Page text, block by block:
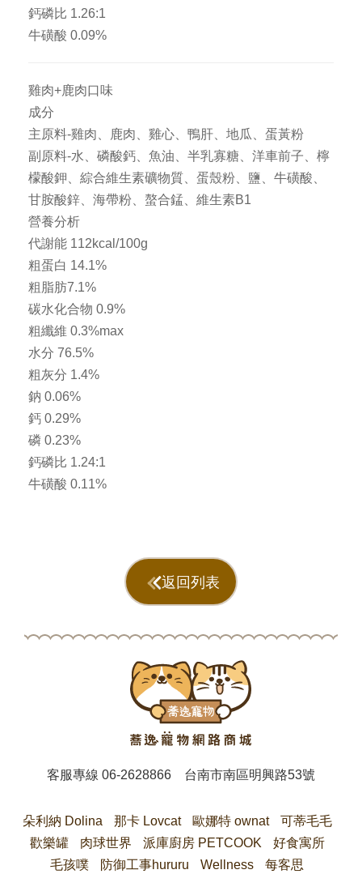
鈣磷比 1.26:1
牛磺酸 0.09%
雞肉+鹿肉口味
成分
主原料-雞肉、鹿肉、雞心、鴨肝、地瓜、蛋黃粉
副原料-水、磷酸鈣、魚油、半乳寡糖、洋車前子、檸
檬酸鉀、綜合維生素礦物質、蛋殼粉、鹽、牛磺酸、
甘胺酸鋅、海帶粉、螯合錳、維生素B1
營養分析
代謝能 112kcal/100g
粗蛋白 14.1%
粗脂肪7.1%
碳水化合物 0.9%
粗纖維 0.3%max
水分 76.5%
粗灰分 1.4%
鈉 0.06%
鈣 0.29%
磷 0.23%
鈣磷比 1.24:1
牛磺酸 0.11%
返回列表
客服專線06-2628866 台南市南區明興路53號
朵利納 Dolina 那卡 Lovcat 歐娜特 ownat
可蒂毛毛
歡樂罐
肉球世界 派庫廚房 PETCOOK
好食寓所
毛孩噗
防御工事hururu Wellness 每客思